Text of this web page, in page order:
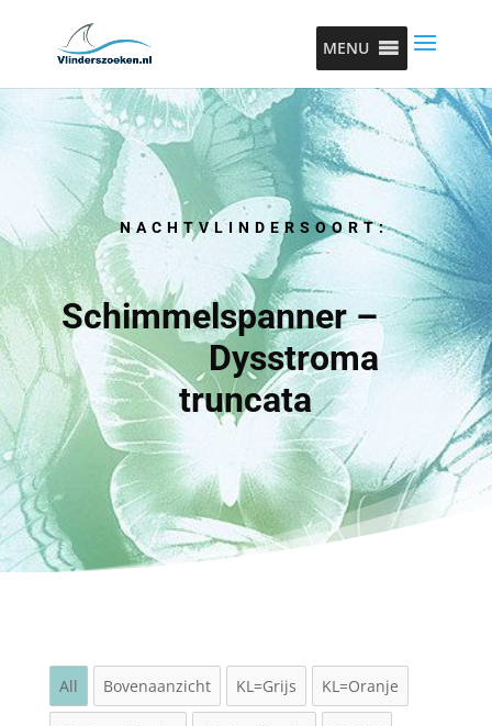
MENU
NACHTVLINDERSOORT:
Schimmelspanner –
Dysstroma
truncata
All Bovenaanzicht KL=Grijs KL=Oranje